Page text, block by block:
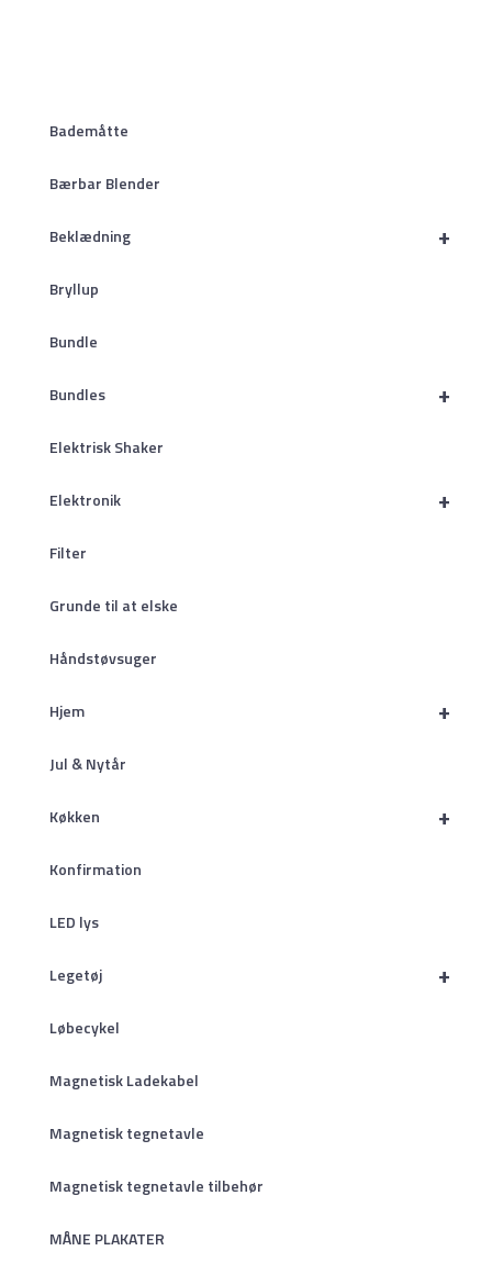
Bademåtte
Bærbar Blender
+
Beklædning
Bryllup
Bundle
+
Bundles
Elektrisk Shaker
+
Elektronik
Filter
Grunde til at elske
Håndstøvsuger
+
Hjem
Jul & Nytår
+
Køkken
Konfirmation
LED lys
+
Legetøj
Løbecykel
Magnetisk Ladekabel
Magnetisk tegnetavle
Magnetisk tegnetavle tilbehør
MÅNE PLAKATER